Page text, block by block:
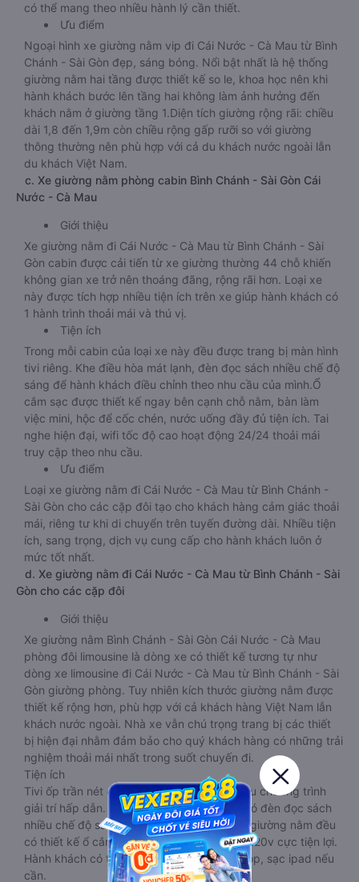
có thể mang theo nhiều hành lý cần thiết.
Ưu điểm
Ngoại hình xe giường nằm vip đi Cái Nước - Cà Mau từ Bình
Chánh - Sài Gòn đẹp, sáng bóng. Nổi bật nhất là hệ thống
giường nằm hai tầng được thiết kế so le, khoa học nên khi
hành khách bước lên tầng hai không làm ảnh hưởng đến
khách nằm ở giường tầng 1.Diện tích giường rộng rãi: chiều
dài 1,8 đến 1,9m còn chiều rộng gấp rưỡi so với giường
thông thường nên phù hợp với cả du khách nước ngoài lẫn
du khách Việt Nam.
c. Xe giường nằm phòng cabin Bình Chánh - Sài Gòn Cái
Nước - Cà Mau
Giới thiệu
Xe giường nằm đi Cái Nước - Cà Mau từ Bình Chánh - Sài
Gòn cabin được cải tiến từ xe giường thường 44 chỗ khiến
không gian xe trở nên thoáng đãng, rộng rãi hơn. Loại xe
này được tích hợp nhiều tiện ích trên xe giúp hành khách có
1 hành trình thoải mái và thú vị.
Tiện ích
Trong mỗi cabin của loại xe này đều được trang bị màn hình
tivi riêng. Khe điều hòa mát lạnh, đèn đọc sách nhiều chế độ
sáng để hành khách điều chỉnh theo nhu cầu của mình.Ổ
cắm sạc được thiết kế ngay bên cạnh chỗ nằm, bàn làm
việc mini, hộc để cốc chén, nước uống đầy đủ tiện ích. Tai
nghe hiện đại, wifi tốc độ cao hoạt động 24/24 thoải mái
truy cập theo nhu cầu.
Ưu điểm
Loại xe giường nằm đi Cái Nước - Cà Mau từ Bình Chánh -
Sài Gòn cho các cặp đôi tạo cho khách hàng cảm giác thoải
mái, riêng tư khi di chuyển trên tuyến đường dài. Nhiều tiện
ích, sang trọng, dịch vụ cung cấp cho hành khách luôn ở
mức tốt nhất.
d. Xe giường nằm đi Cái Nước - Cà Mau từ Bình Chánh - Sài
Gòn cho các cặp đôi
Giới thiệu
Xe giường nằm Bình Chánh - Sài Gòn Cái Nước - Cà Mau
phòng đôi limousine là dòng xe có thiết kế tương tự như
dòng xe limousine đi Cái Nước - Cà Mau từ Bình Chánh - Sài
Gòn giường phòng. Tuy nhiên kích thước giường nằm được
thiết kế rộng hơn, phù hợp với cả khách hàng Việt Nam lẫn
khách nước ngoài. Nhà xe vẫn chú trọng trang bị các thiết
bị hiện đại nhằm đảm bảo cho quý khách hàng có những trải
nghiệm thoải mái nhất trong suốt chuyến đi.
Tiện ích
Tivi ốp trần nét cứng, đầu HD tích hợp nhiều chương trình
giải trí hấp dẫn. Trong phòng có tai nghe, có đèn đọc sách
nhiều chế độ sáng, wifi tốc độ cao. Tại mỗi giường nằm đều
có thiết kế ổ cắm sạc đa năng nguồn điện 220v cực tiện lợi.
Hành khách có thể sạc điện thoại, sạc laptop, sạc ipad nếu
cần.